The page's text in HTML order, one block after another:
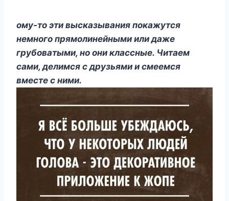
ому-то эти высказывания покажутся
немного прямолинейными или даже
грубоватыми, но они классные. Читаем
сами, делимся с друзьями и смеемся
вместе с ними.